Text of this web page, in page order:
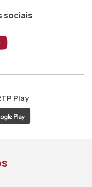
sociais
ao ao
Aceder
Play